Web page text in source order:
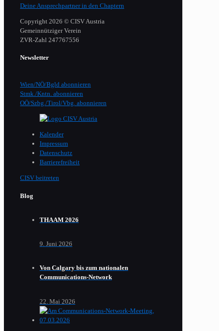
Deine Ansprechpartner in den Chaptern
Copyright 2026 © CISV Austria
Gemeinnütziger Verein
​ZVR-Zahl 247767556
Newsletter
Wien/NÖ/Bgld abonnieren
Stmk./Kntn. abonnieren
OÖ/Szbg./Tirol/Vbg. abonnieren
Kalender
Impressum
Datenschutz
Barrierefreiheit
CISV beitreten
Blog
THAAM 2026
9. Juni 2026
Von Calgary bis zum nationalen
Communications-Network
22. Mai 2026